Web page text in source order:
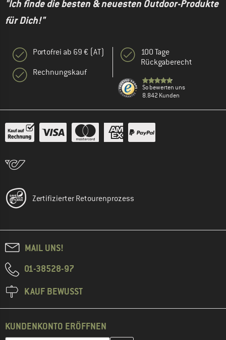
"Ich finde die besten & neuesten Outdoor-Produkte
für Dich!"
Portofrei ab 69 € (AT)
Rechnungskauf
100 Tage
Rückgaberecht
So bewerten uns
8.842 Kunden
Zertifizierter Retourenprozess
MAIL UNS!
01-38528-97
KAUF BEWUSST
KUNDENKONTO ERÖFFNEN